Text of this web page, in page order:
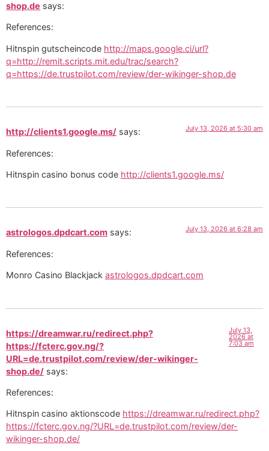
shop.de says:
References:
Hitnspin gutscheincode http://maps.google.ci/url?
q=http://remit.scripts.mit.edu/trac/search?
q=https://de.trustpilot.com/review/der-wikinger-shop.de
http://clients1.google.ms/ says: July 13, 2026 at 5:30 am
References:
Hitnspin casino bonus code http://clients1.google.ms/
astrologos.dpdcart.com says: July 13, 2026 at 6:28 am
References:
Monro Casino Blackjack astrologos.dpdcart.com
https://dreamwar.ru/redirect.php?
https://fcterc.gov.ng/?
URL=de.trustpilot.com/review/der-wikinger-
shop.de/ says:
July 13,
2026 at
7:03 am
References:
Hitnspin casino aktionscode https://dreamwar.ru/redirect.php?
https://fcterc.gov.ng/?URL=de.trustpilot.com/review/der-
wikinger-shop.de/